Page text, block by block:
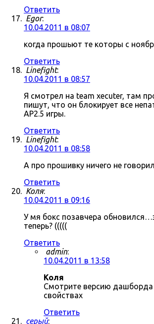
Ответить
Egor:
10.04.2011 в 08:07
когда прошьют те которы с
Ответить
Linefight:
10.04.2011 в 08:57
Я смотрел на team xecuter, там
пишут, что он блокирует все
AP2.5 игры.
Ответить
Linefight:
10.04.2011 в 08:58
А про прошивку ничего не
Ответить
Коля:
10.04.2011 в 09:16
У мя бокс позавчера
теперь? (((((
Ответить
admin:
10.04.2011 в 13:58
Коля
Смотрите версию дашборда
свойствах
Ответить
серый: